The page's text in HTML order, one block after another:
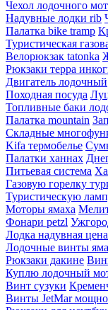
Чехол лодочного
Надувные лодки rib
Палатка bike tramp
Туристическая
Велорюкзак tatonka
Рюкзаки терра
Двигатель лодочный
Походная посуда
Топливные баки
Палатка mountain
Складные
Kifa термобелье
Палатки ханнах
Питьевая система
Газовую горелку
Туристическую
Моторы ямаха
Фонари petzl
Лодка надувная цена
Лодочные винты
Рюкзаки дакине
Куплю лодочный
Винт сузуки
Винты JetMar